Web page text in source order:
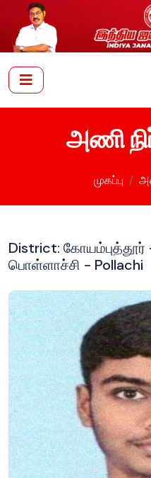
அணி
முகப்பு
District: கோயம்புத்தூர்
பொள்ளாச்சி - Pollachi